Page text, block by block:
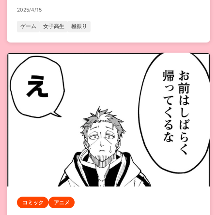
2025/4/15
ゲーム 女子高生 極振り
コミック アニメ